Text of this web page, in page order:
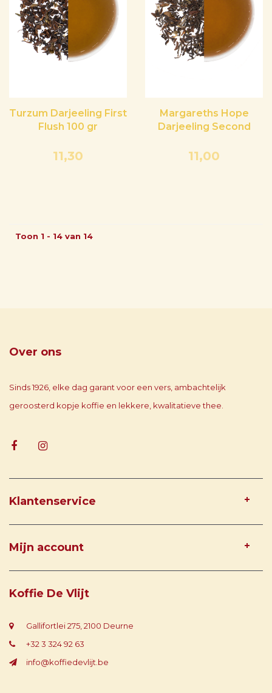
Turzum Darjeeling First
Flush 100 gr
11,30
Margareths Hope
Darjeeling Second
11,00
Toon 1 - 14 van 14
Over ons
Sinds 1926, elke dag garant voor een vers, ambachtelijk
geroosterd kopje koffie en lekkere, kwalitatieve thee.
Klantenservice
Mijn account
Koffie De Vlijt
Gallifortlei 275, 2100 Deurne
+32 3 324 92 63
info@koffiedevlijt.be